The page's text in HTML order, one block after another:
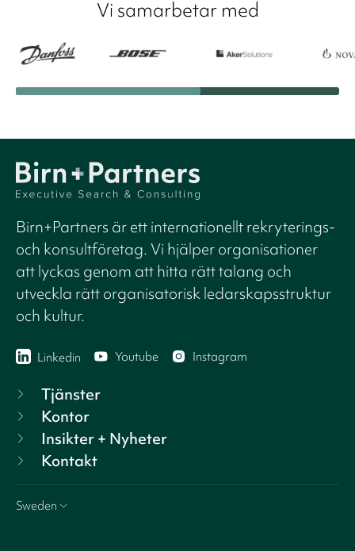
Vi samarbetar med
Birn+Partners är ett internationellt rekryterings-
och konsultföretag. Vi hjälper organisationer
att lyckas genom att hitta rätt talang och
utveckla rätt organisatorisk ledarskapsstruktur
och kultur.
Linkedin Youtube Instagram
Tjänster
Kontor
Insikter + Nyheter
Kontakt
Sweden